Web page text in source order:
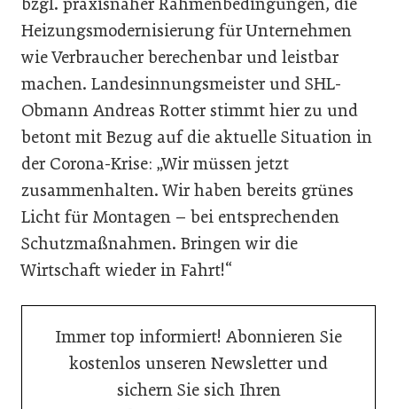
Heizungsmodernisierung für Unternehmen
wie Verbraucher berechenbar und leistbar
machen. Landesinnungsmeister und SHL-
Obmann Andreas Rotter stimmt hier zu und
betont mit Bezug auf die aktuelle Situation in
der Corona-Krise: „Wir müssen jetzt
zusammenhalten. Wir haben bereits grünes
Licht für Montagen – bei entsprechenden
Schutzmaßnahmen. Bringen wir die
Wirtschaft wieder in Fahrt!“
Immer top informiert! Abonnieren Sie
kostenlos unseren Newsletter und
sichern Sie sich Ihren